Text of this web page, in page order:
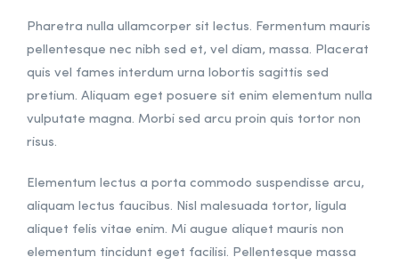
Pharetra nulla ullamcorper sit lectus. Fermentum mauris
pellentesque nec nibh sed et, vel diam, massa. Placerat
quis vel fames interdum urna lobortis sagittis sed
pretium. Aliquam eget posuere sit enim elementum nulla
vulputate magna. Morbi sed arcu proin quis tortor non
risus.
Elementum lectus a porta commodo suspendisse arcu,
aliquam lectus faucibus. Nisl malesuada tortor, ligula
aliquet felis vitae enim. Mi augue aliquet mauris non
elementum tincidunt eget facilisi. Pellentesque massa